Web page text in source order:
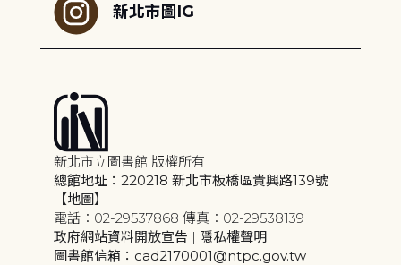
新北市圖IG
新北市立圖書館 版權所有
總館地址：220218 新北市板橋區貴興路139號
【地圖】
電話：02-29537868 傳真：02-29538139
政府網站資料開放宣告 | 隱私權聲明
圖書館信箱：cad2170001@ntpc.gov.tw